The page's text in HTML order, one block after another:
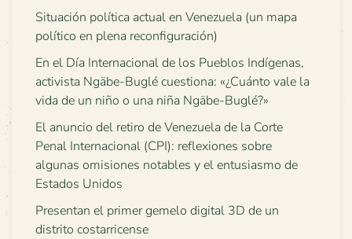
Situación política actual en Venezuela (un mapa
político en plena reconfiguración)
En el Día Internacional de los Pueblos Indígenas,
activista Ngäbe-Buglé cuestiona: «¿Cuánto vale la
vida de un niño o una niña Ngäbe-Buglé?»
El anuncio del retiro de Venezuela de la Corte
Penal Internacional (CPI): reflexiones sobre
algunas omisiones notables y el entusiasmo de
Estados Unidos
Presentan el primer gemelo digital 3D de un
distrito costarricense